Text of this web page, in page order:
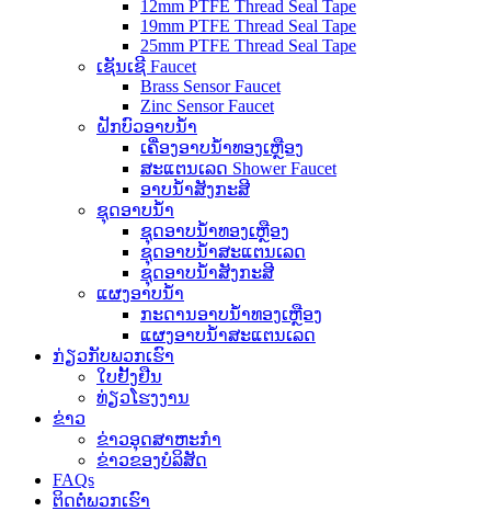
12mm PTFE Thread Seal Tape
19mm PTFE Thread Seal Tape
25mm PTFE Thread Seal Tape
ເຊັນເຊີ Faucet
Brass Sensor Faucet
Zinc Sensor Faucet
ຝັກບົວອາບນໍ້າ
ເຄື່ອງອາບນໍ້າທອງເຫຼືອງ
ສະແຕນເລດ Shower Faucet
ອາບນ້ໍາສັງກະສີ
ຊຸດອາບນໍ້າ
ຊຸດອາບນ້ໍາທອງເຫຼືອງ
ຊຸດອາບນ້ໍາສະແຕນເລດ
ຊຸດອາບນ້ໍາສັງກະສີ
ແຜງອາບນ້ໍາ
ກະດານອາບນ້ໍາທອງເຫຼືອງ
ແຜງອາບນ້ໍາສະແຕນເລດ
ກ່ຽວກັບພວກເຮົາ
ໃບຢັ້ງຢືນ
ທ່ຽວໂຮງງານ
ຂ່າວ
ຂ່າວອຸດສາຫະກໍາ
ຂ່າວຂອງບໍລິສັດ
FAQs
ຕິດຕໍ່ພວກເຮົາ